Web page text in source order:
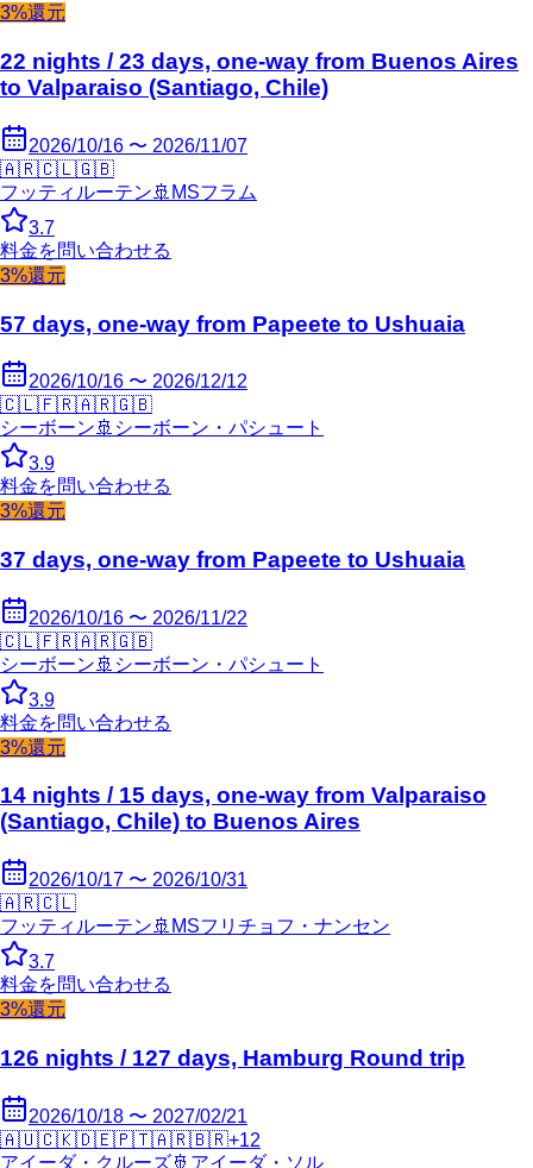
3%還元
22 nights / 23 days, one-way from Buenos Aires
to Valparaiso (Santiago, Chile)
2026/10/16 〜 2026/11/07
🇦🇷🇨🇱🇬🇧
フッティルーテン 🚢 MSフラム
3.7
料金を問い合わせる
3%還元
57 days, one-way from Papeete to Ushuaia
2026/10/16 〜 2026/12/12
🇨🇱🇫🇷🇦🇷🇬🇧
シーボーン 🚢 シーボーン・パシュート
3.9
料金を問い合わせる
3%還元
37 days, one-way from Papeete to Ushuaia
2026/10/16 〜 2026/11/22
🇨🇱🇫🇷🇦🇷🇬🇧
シーボーン 🚢 シーボーン・パシュート
3.9
料金を問い合わせる
3%還元
14 nights / 15 days, one-way from Valparaiso
(Santiago, Chile) to Buenos Aires
2026/10/17 〜 2026/10/31
🇦🇷🇨🇱
フッティルーテン 🚢 MSフリチョフ・ナンセン
3.7
料金を問い合わせる
3%還元
126 nights / 127 days, Hamburg Round trip
2026/10/18 〜 2027/02/21
🇦🇺🇨🇰🇩🇪🇵🇹🇦🇷🇧🇷+12
アイーダ・クルーズ🚢 アイーダ・ソル